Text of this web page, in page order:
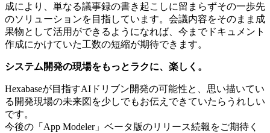
成により、単なる議事録の書き起こしに留まらずその一歩先
のソリューションを目指しています。会議内容をそのまま成
果物として活用ができるようになれば、今までドキュメント
作成にかけていた工数の短縮が期待できます。
システム開発の現場をもっとラクに、楽しく。
Hexabaseが目指すAIドリブン開発の可能性と、思い描いてい
る開発現場の未来図を少しでもお伝えできていたらうれしい
です。
今後の「App Modeler」ベータ版のリリース続報をご期待く